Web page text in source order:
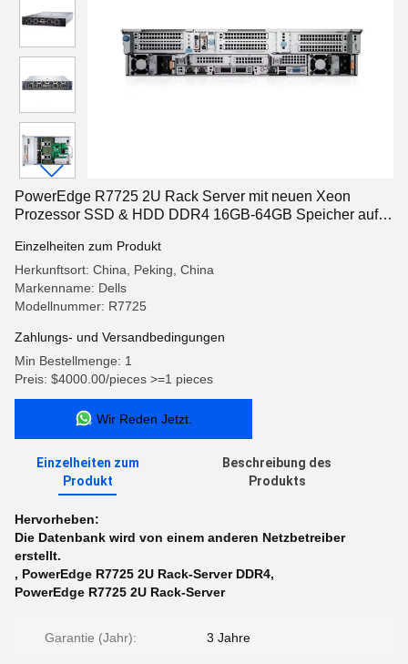
PowerEdge R7725 2U Rack Server mit neuen Xeon
Prozessor SSD & HDD DDR4 16GB-64GB Speicher auf
Einzelheiten zum Produkt
Herkunftsort: China, Peking, China
Markenname: Dells
Modellnummer: R7725
Zahlungs- und Versandbedingungen
Min Bestellmenge: 1
Preis: $4000.00/pieces >=1 pieces
Wir Reden Jetzt.
Einzelheiten zum
Produkt
Beschreibung des
Produkts
Hervorheben:
Die Datenbank wird von einem anderen Netzbetreiber
erstellt.
, PowerEdge R7725 2U Rack-Server DDR4,
PowerEdge R7725 2U Rack-Server
Garantie (Jahr): 3 Jahre